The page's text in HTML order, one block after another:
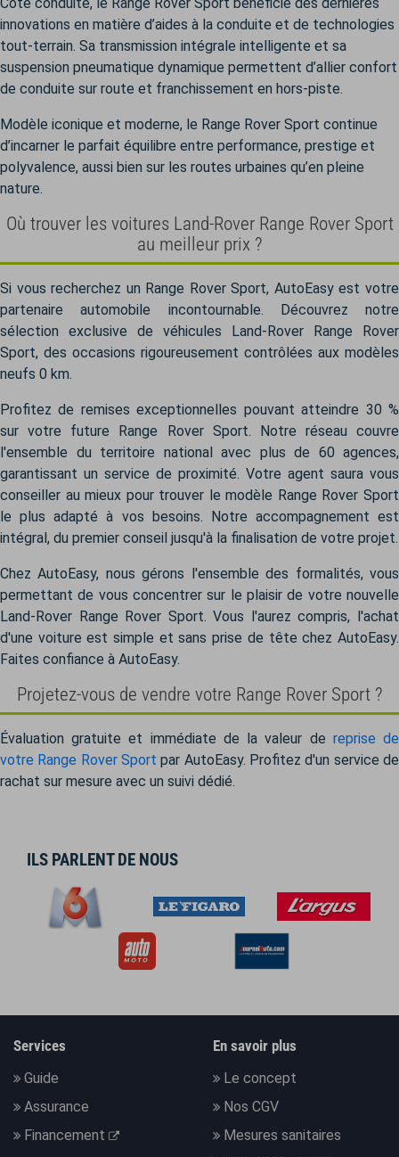
innovations en matière d’aides à la conduite et de technologies
tout-terrain. Sa transmission intégrale intelligente et sa
suspension pneumatique dynamique permettent d’allier confort
de conduite sur route et franchissement en hors-piste.
Modèle iconique et moderne, le Range Rover Sport continue
d’incarner le parfait équilibre entre performance, prestige et
polyvalence, aussi bien sur les routes urbaines qu’en pleine
nature.
Où trouver les voitures Land-Rover Range Rover Sport
au meilleur prix ?
Si vous recherchez un Range Rover Sport, AutoEasy est votre
partenaire automobile incontournable. Découvrez notre
sélection exclusive de véhicules Land-Rover Range Rover
Sport, des occasions rigoureusement contrôlées aux modèles
neufs 0 km.
Profitez de remises exceptionnelles pouvant atteindre 30 %
sur votre future Range Rover Sport. Notre réseau couvre
l'ensemble du territoire national avec plus de 60 agences,
garantissant un service de proximité. Votre agent saura vous
conseiller au mieux pour trouver le modèle Range Rover Sport
le plus adapté à vos besoins. Notre accompagnement est
intégral, du premier conseil jusqu'à la finalisation de votre projet.
Chez AutoEasy, nous gérons l'ensemble des formalités, vous
permettant de vous concentrer sur le plaisir de votre nouvelle
Land-Rover Range Rover Sport. Vous l'aurez compris, l'achat
d'une voiture est simple et sans prise de tête chez AutoEasy.
Faites confiance à AutoEasy.
Projetez-vous de vendre votre Range Rover Sport ?
Évaluation gratuite et immédiate de la valeur de reprise de
votre Range Rover Sport par AutoEasy. Profitez d'un service de
rachat sur mesure avec un suivi dédié.
ILS PARLENT DE NOUS
Services
Guide
Assurance
Financement
En savoir plus
Le concept
Nos CGV
Mesures sanitaires